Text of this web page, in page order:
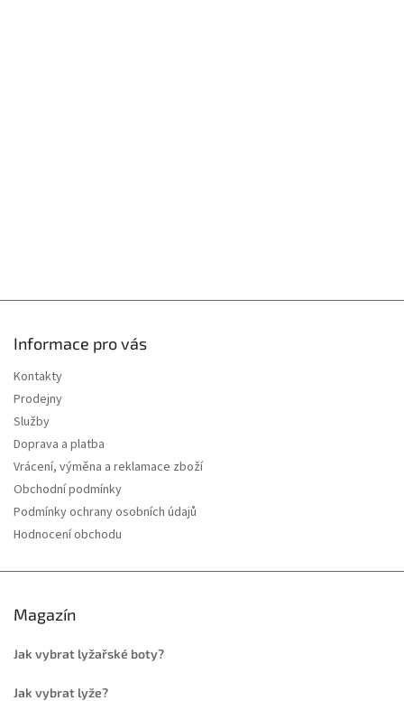
Informace pro vás
Kontakty
Prodejny
Služby
Doprava a platba
Vrácení, výměna a reklamace zboží
Obchodní podmínky
Podmínky ochrany osobních údajů
Hodnocení obchodu
Magazín
Jak vybrat lyžařské boty?
Jak vybrat lyže?